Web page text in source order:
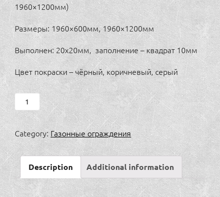
1960×1200мм)
Размеры: 1960×600мм, 1960×1200мм
Выполнен: 20х20мм, заполнение – квадрат 10мм
Цвет покраски – чёрный, коричневый, серый
Газонное
ограждение
(1960x600мм,
1960x1200мм)
quantity
Category:Газонные ограждения
Description Additional information